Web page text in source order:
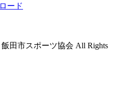
ード
田市スポーツ協会 All Rights